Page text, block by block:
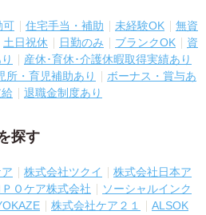
可 住宅手当・補助 未経験OK
無資
土日祝休 日勤のみ ブランクOK
資
産休･育休･介護休暇取得実績あり
所・育児補助あり
ボーナス・賞与あ
退職金制度あり
探す
株式会社ツクイ
株式会社日本ア
ＰＯケア株式会社
ソーシャルインク
株式会社ケア２１
ALSOK